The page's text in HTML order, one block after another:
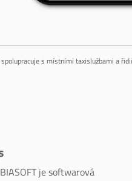
s místními taxislužbami a
je softwarová